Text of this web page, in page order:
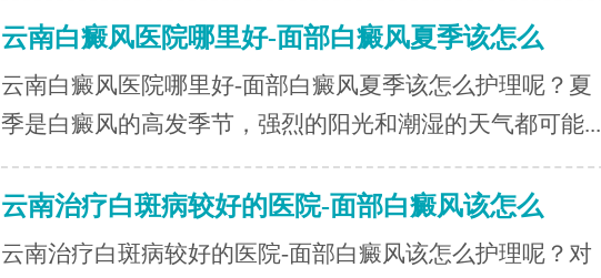
云南白癜风医院哪里好-面部白癜风夏季该怎么
云南白癜风医院哪里好-面部白癜风夏季该怎么护理呢？夏
季是白癜风的高发季节，强烈的阳光和潮湿的天气都可能...
云南治疗白斑病较好的医院-面部白癜风该怎么
云南治疗白斑病较好的医院-面部白癜风该怎么护理呢？对